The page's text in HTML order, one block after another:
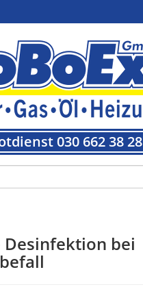
030 662 38 28
Desinfektion bei